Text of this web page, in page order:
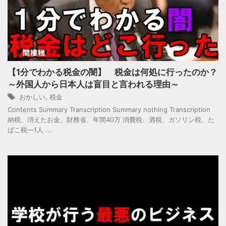
【1分でわかる税金の闇】 税金は何処に行ったのか？
～外国人から日本人は盲目と言われる理由～
おかしい 税金
Contents Summary Transcription Summary nothing Transcription
納税、消えたお金、財務省、年間40万 消費税、酒税、ガソリン税、た
ばこ税―1人 ...